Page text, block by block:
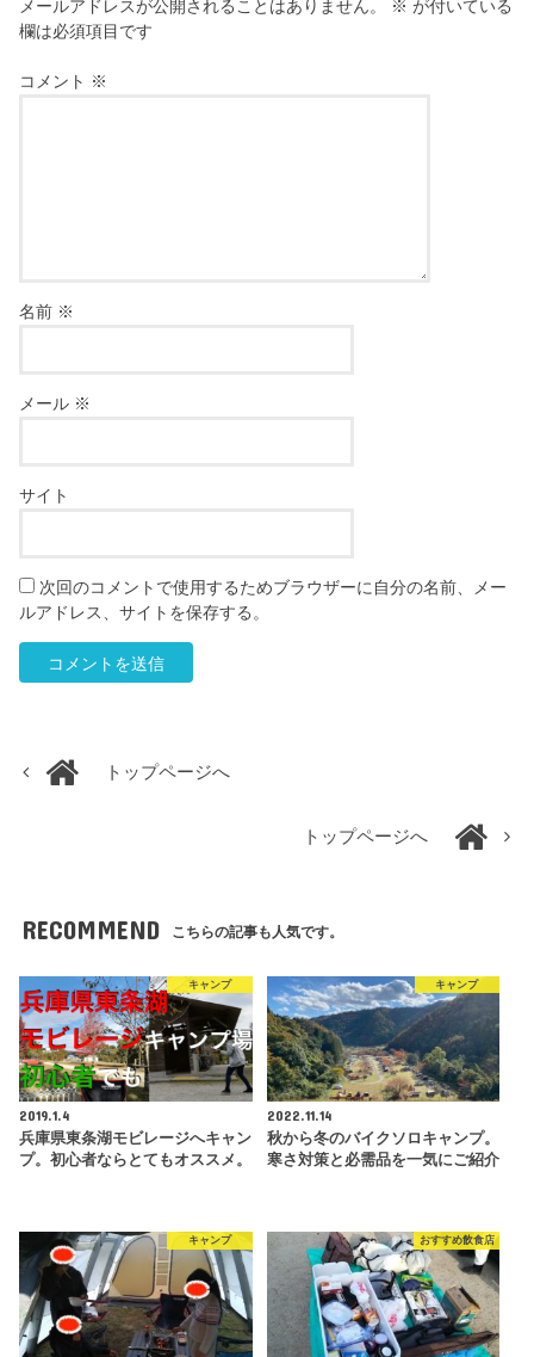
メールアドレスが公開されることはありません。 ※ が付いている
欄は必須項目です
コメント ※
名前 ※
メール ※
サイト
次回のコメントで使用するためブラウザーに自分の名前、メー
ルアドレス、サイトを保存する。
トップページへ
トップページへ
RECOMMEND こちらの記事も人気です。
キャンプ
2019.1.4
兵庫県東条湖モビレージへキャン
プ。初心者ならとてもオススメ。
キャンプ
2022.11.14
秋から冬のバイクソロキャンプ。
寒さ対策と必需品を一気にご紹介
キャンプ おすすめ飲食店